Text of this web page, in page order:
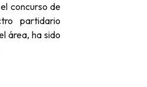
concurso de
partidario
área, ha sido